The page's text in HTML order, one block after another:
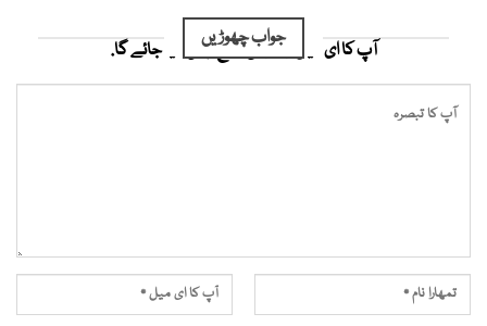
جواب چھوڑیں
آپ کا ای میل ایڈریس شائع نہیں کیا جائے گا.